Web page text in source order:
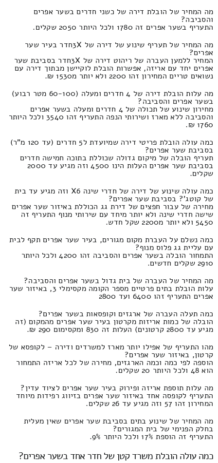
מה המחיר של הובלת דירה של כשני חדרים בשער אפרים
והסביבה?
התעריף בשער אפרים זה 1780 ולכל היותר 2050 שקלים.
מה המחיר של תעריף שינוע של דירה של 3Xחדר בעיר שער
אפרים?
המחיר ללמען העברה של ריהוט דירה של 3Xחדר בסביבת שער
אפרים יחד עם אריזה, אפשרות הובלת לוקיישן מבתוך דירה עם
נשואים טריים המחירון זהו 2200 ולא יותר מ1530 ₪.
מה עלות הובלת דירה של 4 חדרים ומעלה (60-100 מטר רבוע)
בשער אפרים והסביבה?
מחירון שינוע של תכולה של 4 חדרים ומעלה בשער אפרים
והסביבה ללא מארז ושירותי הנפה התעריף זהו 3540 ולכל היותר
1760 ₪.
כמה עולה הובלת פריטי דירה שמיועדת ל5 חדרים (עד 120 מ"ר)
בסביבת שער אפרים?
תעריף הובלה של מיקום גדולה שכוללת בתוכה חמישה חדרים
בסביבת שער אפרים העלות הינו 4500 וזה מגיע עד 2000
שקלים.
כמה עולה שינוע של דירה של חדרי שינה X6 וזה מגיע עד בית
של קוטג'? בסביבת שער אפרים?
מחירה של עבור חפצים של דירת גג הכוללת באיזור שער אפרים
שישה חדרי שינה ולא יותר מיחד עם שירותי מנוף התעריף זה
5450 ולא יותר מ2200 שקל חדש.
כמה נשלם על העברת מקום מגורים, בעיר שער אפרים תקף לבית
עם עליית גג פלוס מנוף?
התמחור הובלה בשער אפרים והסביבה זהו 4200 ולכל היותר
2910 שקלים חדשים.
מה המחיר של העברה של בית גדול בשער אפרים והסביבה?
עלות הובלת בתים פרטיים מספר הקומה מקסימלי 3, באיזור שער
אפרים התעריף זהו 6400 ועד 2800
כמה תעלה העברה של ארגזים וקופסאות בשער אפרים?
הובלה של כמות אריזות מקרטון בעיר שער אפרים מהמקום (זה
מגיע עד 2800 קרטונים) העלות זה 830 ומקסימום 290 ₪.
מהו התעריף של אפילו יותר מארז למשרדים ודירה – לקופסא של
קרטון, באיזור שער אפרים?
הוספה לפי כמה וכמה הארגזים, מחירה של לכל אריזה התמחור
הוא 48 ולכל היותר 20 שקלים.
מה עלות תוספת אריזה ופירוק בעיר שער אפרים לציוד עדין?
התעריף לקופסה אחד באיזור שער אפרים בזיווג רפידות מיוחד
המחירון זהו 57 וזה מגיע עד 26 שקלים.
מה המחיר של שינוע בתים בסביבת שער אפרים שאין מעלית
בחלק הפנימי של בית המגורים?
התעריף זה הוספת 17% ולכל היותר 9%.
כמה עולה הובלת משרד קטן של חדר אחד בשער אפרים?